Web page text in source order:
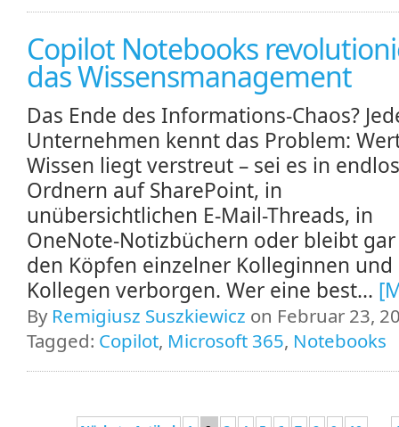
Copilot Notebooks
das Wissensmanagement
Das Ende des Informations-Chaos?
Unternehmen kennt das Problem:
Wissen liegt verstreut – sei es in
Ordnern auf SharePoint, in
unübersichtlichen E-Mail-Threads, in
OneNote-Notizbüchern oder bleibt
den Köpfen einzelner Kolleginnen und
Kollegen verborgen. Wer eine best...
By Remigiusz Suszkiewicz on Februar 23,
Tagged: Copilot, Microsoft 365, Notebooks